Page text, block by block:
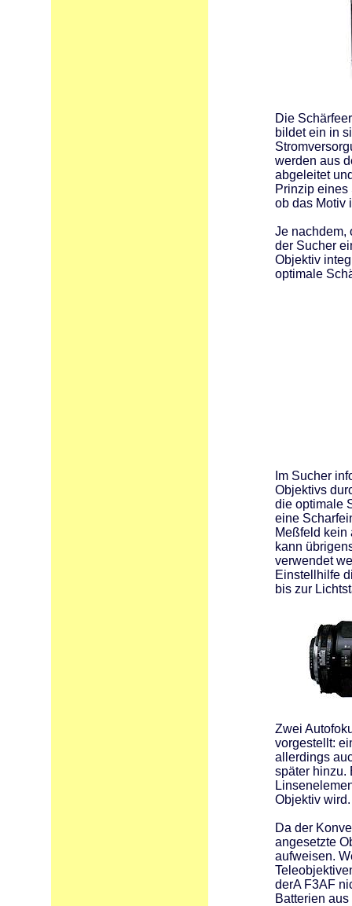
Die
bildet ein in
werden aus
abgeleitet
Prinzip eines
ob das Motiv
Je nachdem,
der Sucher
Objektiv
optimale
Im Sucher
Objektivs
die optimale
eine
Meßfeld kein
kann
verwendet
Einstellhilfe
bis zur
Zwei
vorgestellt:
allerdings
später hinzu.
Objektiv wird.
Da der
angesetzte
aufweisen.
derA F3AF
Batterien